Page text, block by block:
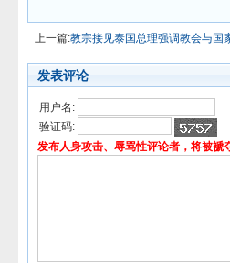
上一篇:教宗接见泰国总理强调教会与国
发表评论
用户名:
验证码:
发布人身攻击、辱骂性评论者，将被褫